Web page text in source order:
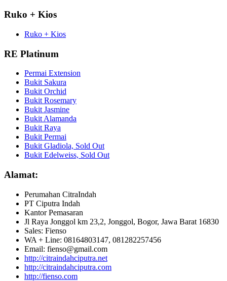
Ruko + Kios
Ruko + Kios
RE Platinum
Permai Extension
Bukit Sakura
Bukit Orchid
Bukit Rosemary
Bukit Jasmine
Bukit Alamanda
Bukit Raya
Bukit Permai
Bukit Gladiola, Sold Out
Bukit Edelweiss, Sold Out
Alamat:
Perumahan CitraIndah
PT Ciputra Indah
Kantor Pemasaran
Jl Raya Jonggol km 23,2, Jonggol, Bogor, Jawa Barat 16830
Sales: Fienso
WA + Line: 08164803147, 081282257456
Email: fienso@gmail.com
http://citraindahciputra.net
http://citraindahciputra.com
http://fienso.com